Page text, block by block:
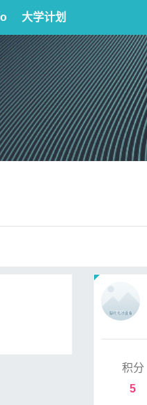
大学计划
积分
5